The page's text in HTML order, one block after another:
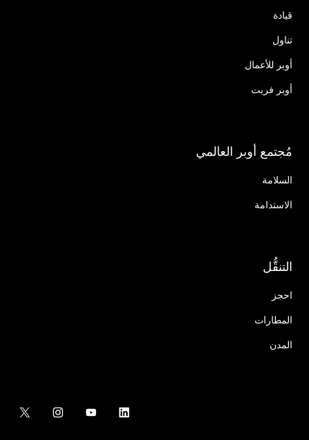
قيادة
تناول
أوبر للأعمال
أوبر فريت
مُجتمع أوبر العالمي
السلامة
الاستدامة
التنقُّل
احجز
المطارات
المدن